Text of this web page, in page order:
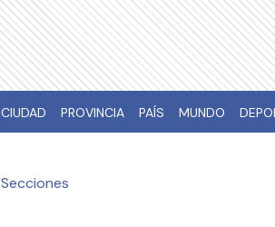
CIUDAD PROVINCIA PAÍS MUNDO
Secciones